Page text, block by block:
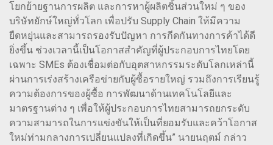
โยกย้ายฐานการผลิต และการหาผู้ผลิตชิ้นส่วนใหม่ ๆ ของ
บริษัทยักษ์ใหญ่ทั่วโลก เพื่อปรับ Supply Chain ให้มีความ
ยืดหยุ่นและสามารถรองรับปัญหา การกีดกันทางการค้าได้ดี
ยิ่งขึ้น ช่วงเวลานี้เป็นโอกาสสำคัญที่ผู้ประกอบการไทยโดย
เฉพาะ SMEs ต้องเชื่อมต่อกับอุตสาหกรรมระดับโลกเหล่านี้
ผ่านการเร่งสร้างเครือข่ายกับผู้ซื้อรายใหญ่ รวมถึงการเรียนรู้
ความต้องการของผู้ซื้อ การพัฒนาด้านเทคโนโลยีและ
มาตรฐานต่าง ๆ เพื่อให้ผู้ประกอบการไทยสามารถยกระดับ
ความสามารถในการแข่งขันให้เป็นที่ยอมรับและคว้าโอกาส
ใหม่ท่ามกลางการเปลี่ยนแปลงที่เกิดขึ้น” นายนฤตม์ กล่าว